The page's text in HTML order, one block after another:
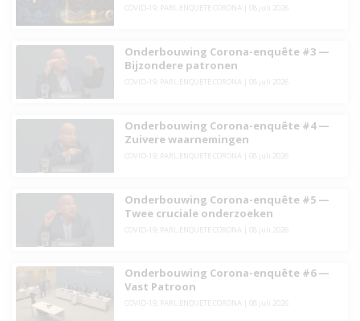
COVID-19, PARL.ENQUETE CORONA 08 juli 2026
Onderbouwing Corona-enquête #3 —
Bijzondere patronen
COVID-19, PARL.ENQUETE CORONA 08 juli 2026
Onderbouwing Corona-enquête #4 —
Zuivere waarnemingen
COVID-19, PARL.ENQUETE CORONA 08 juli 2026
Onderbouwing Corona-enquête #5 —
Twee cruciale onderzoeken
COVID-19, PARL.ENQUETE CORONA 08 juli 2026
Onderbouwing Corona-enquête #6 —
Vast Patroon
COVID-19, PARL.ENQUETE CORONA 08 juli 2026